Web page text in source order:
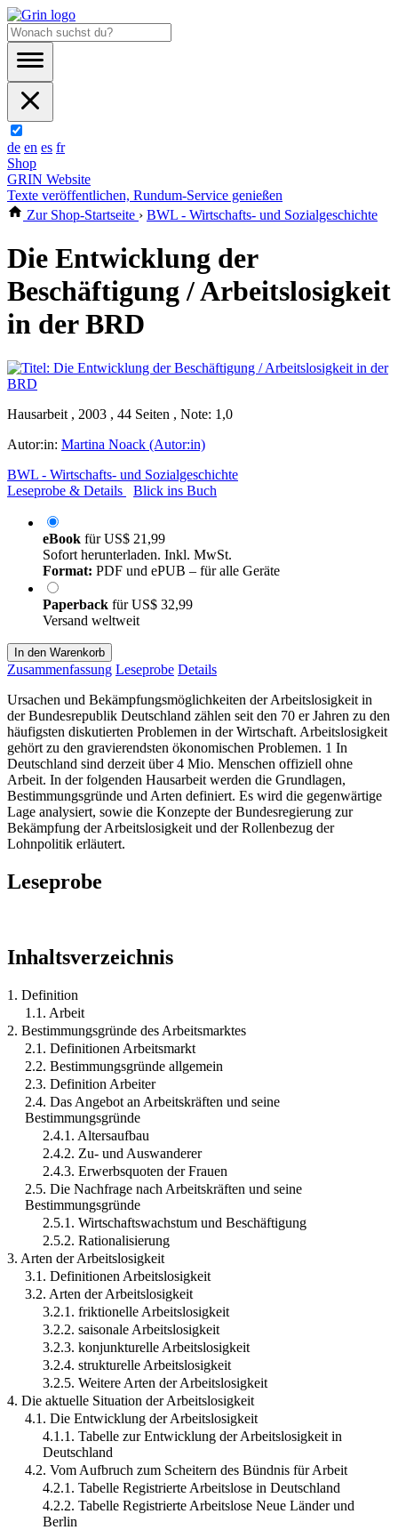
de en es fr
Shop
GRIN Website
Texte veröffentlichen, Rundum-Service genießen
Zur Shop-Startseite › BWL - Wirtschafts- und Sozialgeschichte
Die Entwicklung der
Beschäftigung / Arbeitslosigkeit
in der BRD
Hausarbeit , 2003 , 44 Seiten , Note: 1,0
Autor:in: Martina Noack (Autor:in)
BWL - Wirtschafts- und Sozialgeschichte
Leseprobe & Details
Blick ins Buch
eBook fürUS$ 21,99
Sofort herunterladen. Inkl. MwSt.
Format: PDF und ePUB – für alle Geräte
Paperback fürUS$ 32,99
Versand weltweit
In den Warenkorb
Zusammenfassung Leseprobe Details
Ursachen und Bekämpfungsmöglichkeiten der Arbeitslosigkeit in
der Bundesrepublik Deutschland zählen seit den 70 er Jahren zu den
häufigsten diskutierten Problemen in der Wirtschaft. Arbeitslosigkeit
gehört zu den gravierendsten ökonomischen Problemen. 1 In
Deutschland sind derzeit über 4 Mio. Menschen offiziell ohne
Arbeit. In der folgenden Hausarbeit werden die Grundlagen,
Bestimmungsgründe und Arten definiert. Es wird die gegenwärtige
Lage analysiert, sowie die Konzepte der Bundesregierung zur
Bekämpfung der Arbeitslosigkeit und der Rollenbezug der
Lohnpolitik erläutert.
Leseprobe
Inhaltsverzeichnis
1. Definition
1.1. Arbeit
2. Bestimmungsgründe des Arbeitsmarktes
2.1. Definitionen Arbeitsmarkt
2.2. Bestimmungsgründe allgemein
2.3. Definition Arbeiter
2.4. Das Angebot an Arbeitskräften und seine
Bestimmungsgründe
2.4.1. Altersaufbau
2.4.2. Zu- und Auswanderer
2.4.3. Erwerbsquoten der Frauen
2.5. Die Nachfrage nach Arbeitskräften und seine
Bestimmungsgründe
2.5.1. Wirtschaftswachstum und Beschäftigung
2.5.2. Rationalisierung
3. Arten der Arbeitslosigkeit
3.1. Definitionen Arbeitslosigkeit
3.2. Arten der Arbeitslosigkeit
3.2.1. friktionelle Arbeitslosigkeit
3.2.2. saisonale Arbeitslosigkeit
3.2.3. konjunkturelle Arbeitslosigkeit
3.2.4. strukturelle Arbeitslosigkeit
3.2.5. Weitere Arten der Arbeitslosigkeit
4. Die aktuelle Situation der Arbeitslosigkeit
4.1. Die Entwicklung der Arbeitslosigkeit
4.1.1. Tabelle zur Entwicklung der Arbeitslosigkeit in
Deutschland
4.2. Vom Aufbruch zum Scheitern des Bündnis für Arbeit
4.2.1. Tabelle Registrierte Arbeitslose in Deutschland
4.2.2. Tabelle Registrierte Arbeitslose Neue Länder und
Berlin